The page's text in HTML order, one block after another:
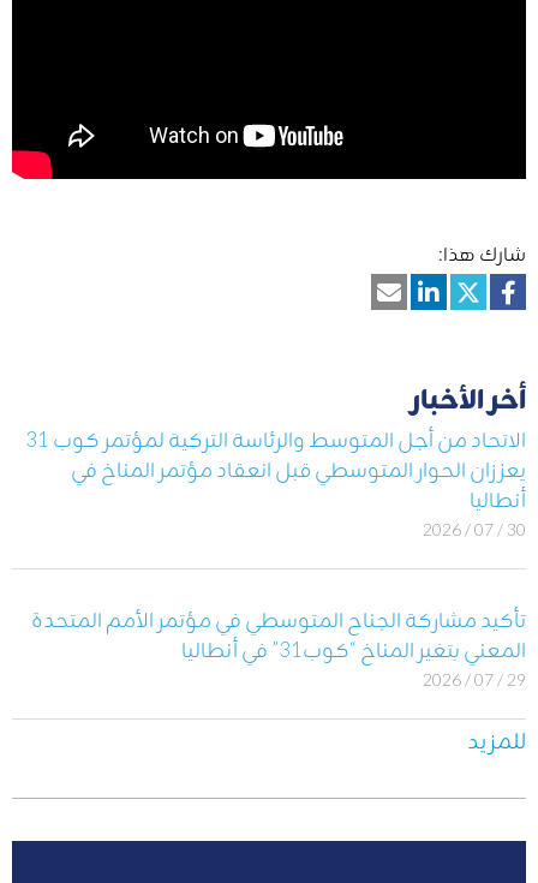
شارك هذا:
أخر الأخبار
الاتحاد من أجل المتوسط والرئاسة التركية لمؤتمر كوب 31
يعززان الحوار المتوسطي قبل انعقاد مؤتمر المناخ في
أنطاليا
30 / 07 / 2026
تأكيد مشاركة الجناح المتوسطي في مؤتمر الأمم المتحدة
المعني بتغير المناخ “كوب31” في أنطاليا
29 / 07 / 2026
للمزيد